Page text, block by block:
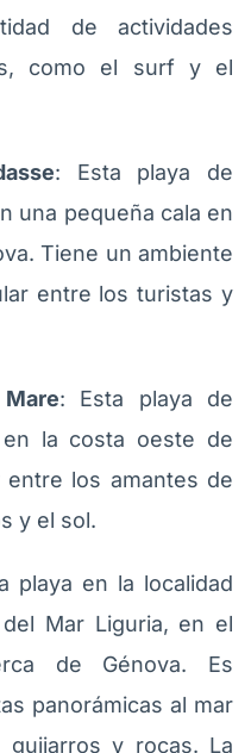
de actividades
como el surf y el
: Esta playa de
una pequeña cala en
Tiene un ambiente
entre los turistas y
: Esta playa de
la costa oeste de
los amantes de
y el sol.
playa en la localidad
Mar Liguria, en el
de Génova. Es
panorámicas al mar
y rocas. La